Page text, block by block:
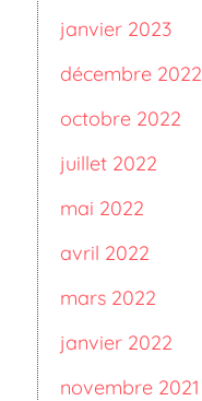
janvier 2023
décembre 2022
octobre 2022
juillet 2022
mai 2022
avril 2022
mars 2022
janvier 2022
novembre 2021